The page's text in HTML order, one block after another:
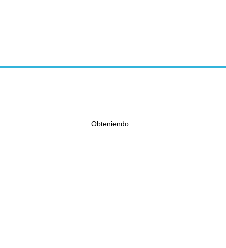
Obteniendo...